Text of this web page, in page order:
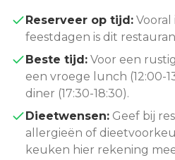
Reserveer op tijd:
feestdagen is dit
Beste tijd: Voor een
een vroege lunch (12:00-
diner (17:30-18:30).
Dieetwensen: Geef bij
allergieën of
keuken hier rekening